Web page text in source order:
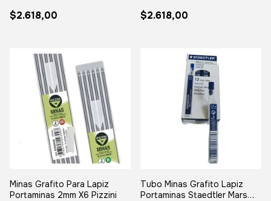
$2.618,00 $2.618,00
Minas Grafito Para Lapiz
Portaminas 2mm X6 Pizzini
Tubo Minas Grafito Lapiz
Portaminas Staedtler Mars